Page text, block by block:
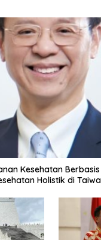
Kesehatan
Holistik di